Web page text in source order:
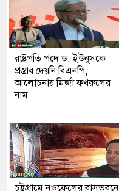
রাষ্ট্রপতি পদে ড. ইউনূসকে
প্রস্তাব দেয়নি বিএনপি,
আলোচনায় মির্জা ফখরুলের
নাম
চট্টগ্রামে নওফেলের বাসভবনে